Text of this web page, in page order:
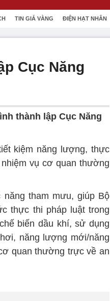
TIN GIÁ VÀNG ĐIỆN HẠT NHÂN
Cục Năng
thành lập Cục Năng
kiệm năng lượng, thực
vụ cơ quan thường
tham mưu, giúp Bộ
thực thi pháp luật trong
biến dầu khí, sử dụng
năng lượng mới/năng
quan thường trực về an